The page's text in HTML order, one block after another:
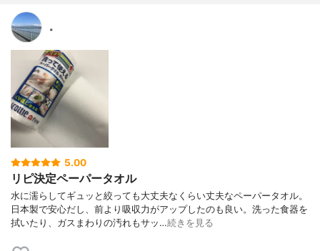
。
5.00
リピ決定ペーパータオル
水に濡らしてギュッと絞っても大丈夫なくらい丈夫なペーパータオル。
日本製で安心だし、前より吸収力がアップしたのも良い。洗った食器を
拭いたり、ガスまわりの汚れもサッ…続きを見る